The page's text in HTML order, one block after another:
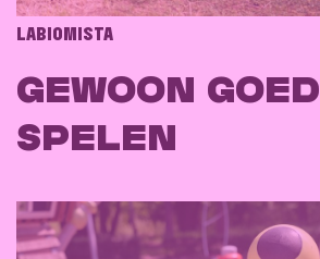
LABIOMISTA
GEWOON GOED
SPELEN